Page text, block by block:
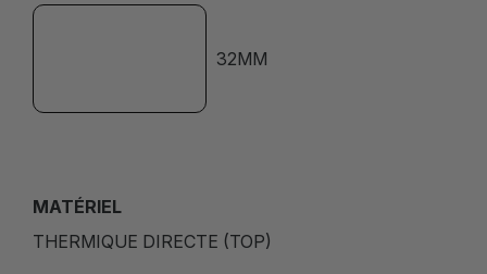
32MM
MATÉRIEL
THERMIQUE DIRECTE (TOP)